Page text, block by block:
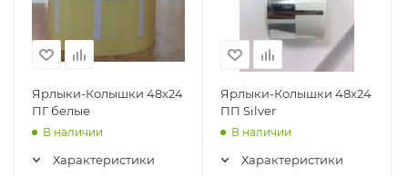
Ярлыки-Колышки 48х24
ПГ белые
В наличии
Характеристики
Ярлыки-Колышки 48х24
ПП Silver
В наличии
Характеристики